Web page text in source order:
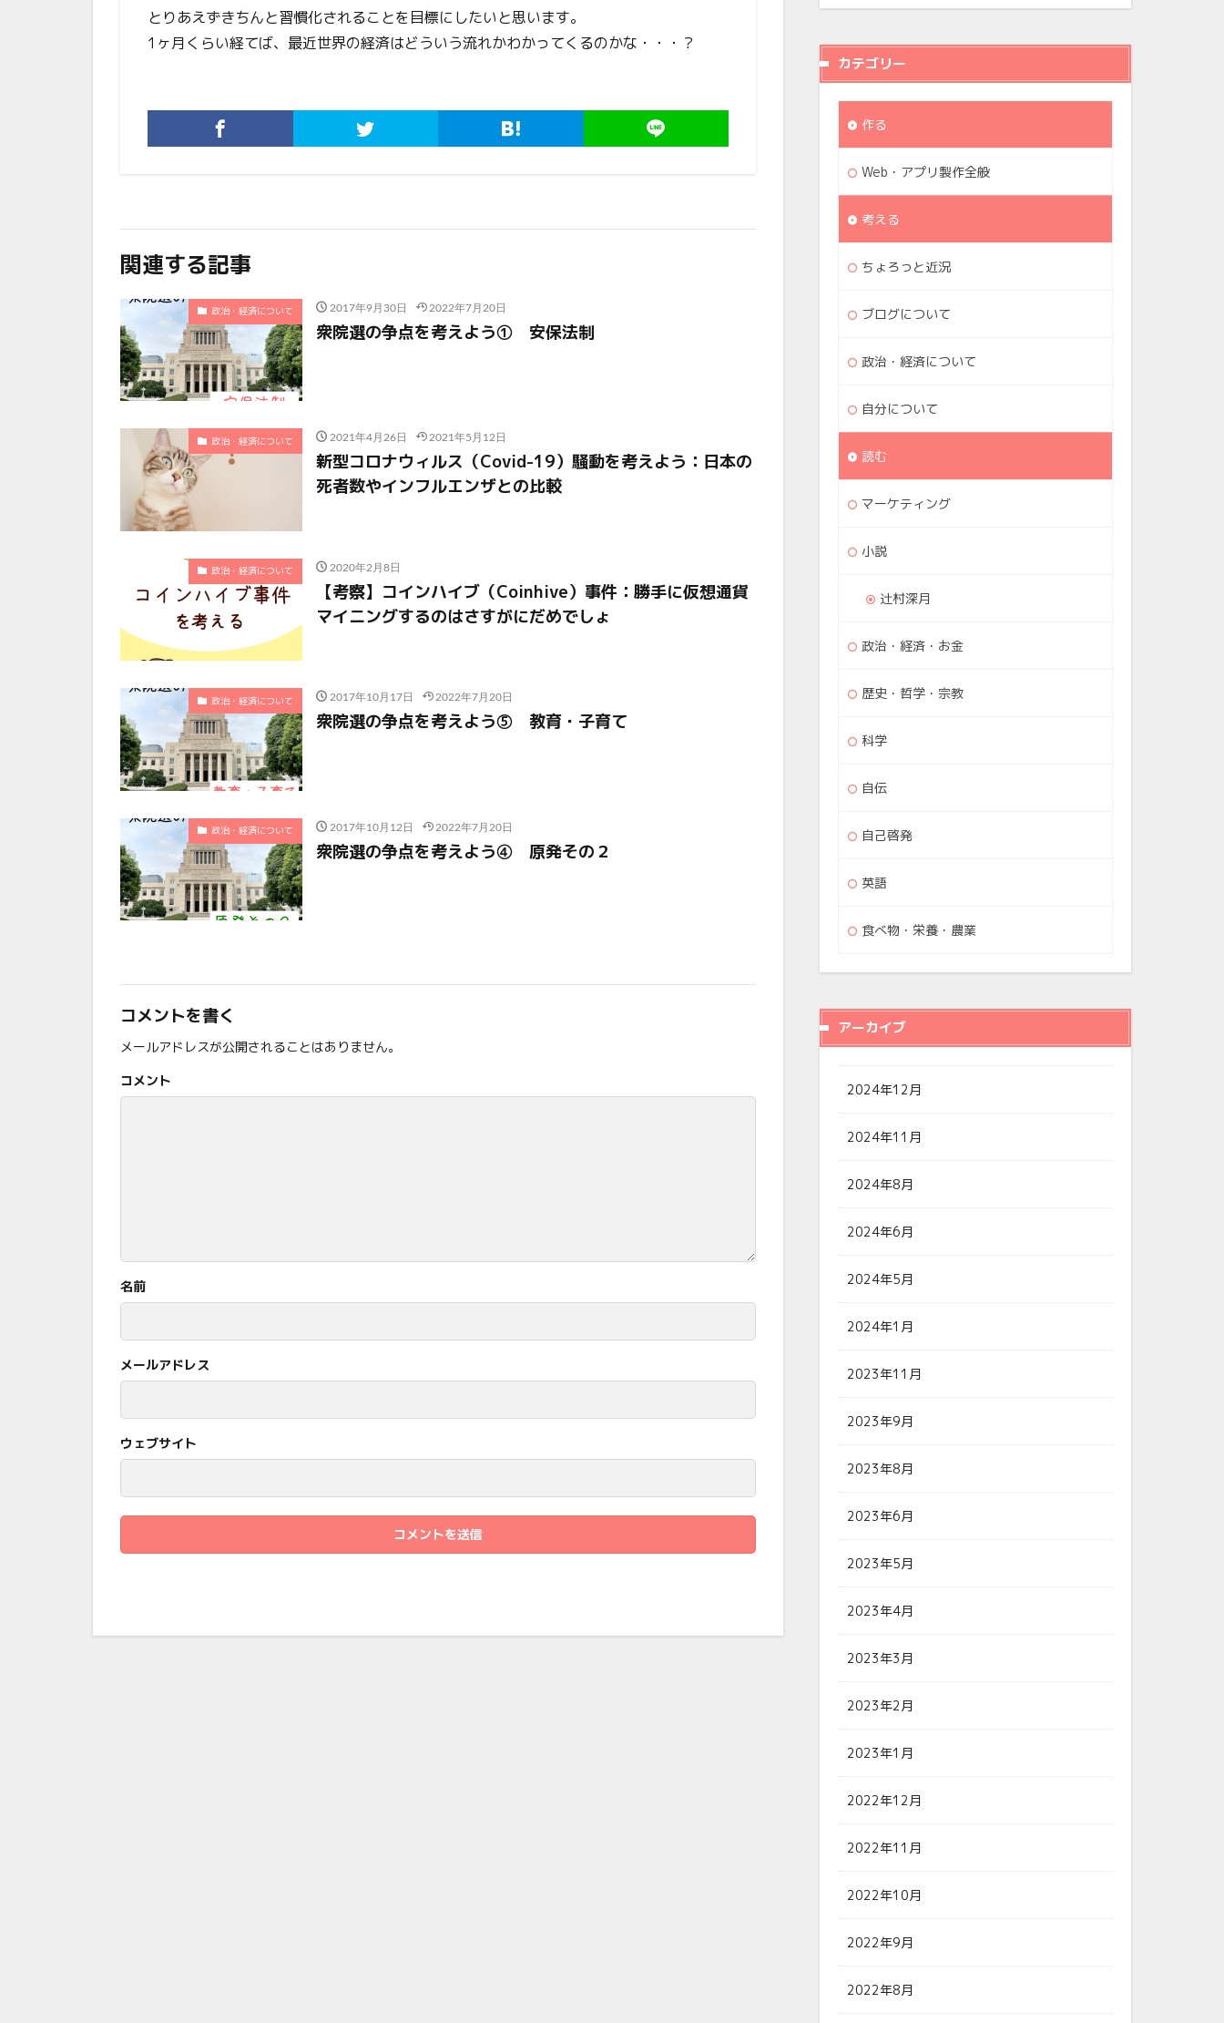
とりあえずきちんと習慣化されることを目標にしたいと思います。
1ヶ月くらい経てば、最近世界の経済はどういう流れかわかってくるのかな・・・？
関連する記事
政治・経済について 2017年9月30日 2022年7月20日
衆院選の争点を考えよう① 安保法制
政治・経済について 2021年4月26日 2021年5月12日
新型コロナウィルス（Covid-19）騒動を考えよう：日本の
死者数やインフルエンザとの比較
政治・経済について 2020年2月8日
【考察】コインハイブ（Coinhive）事件：勝手に仮想通貨
マイニングするのはさすがにだめでしょ
政治・経済について 2017年10月17日 2022年7月20日
衆院選の争点を考えよう⑤ 教育・子育て
政治・経済について 2017年10月12日 2022年7月20日
衆院選の争点を考えよう④ 原発その２
コメントを書く
メールアドレスが公開されることはありません。
コメント
名前
メールアドレス
ウェブサイト
カテゴリー
作る
Web・アプリ製作全般
考える
ちょろっと近況
ブログについて
政治・経済について
自分について
読む
マーケティング
小説
辻村深月
政治・経済・お金
歴史・哲学・宗教
科学
自伝
自己啓発
英語
食べ物・栄養・農業
アーカイブ
2024年12月
2024年11月
2024年8月
2024年6月
2024年5月
2024年1月
2023年11月
2023年9月
2023年8月
2023年6月
2023年5月
2023年4月
2023年3月
2023年2月
2023年1月
2022年12月
2022年11月
2022年10月
2022年9月
2022年8月